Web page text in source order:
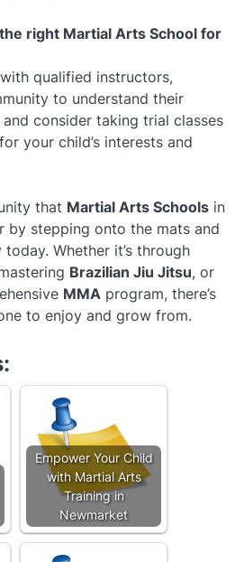
right Martial Arts School for
qualified instructors,
to understand their
consider taking trial classes
your child’s interests and
that Martial Arts Schools in
by stepping onto the mats and
Whether it’s through
Brazilian Jiu Jitsu, or
MMA program, there’s
to enjoy and grow from.
Empower Your Child
with Martial Arts
Training in
Newmarket